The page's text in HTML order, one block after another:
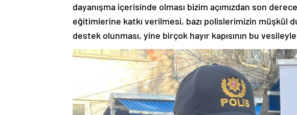
dayanışma içerisinde olması bizim açımızdan son
eğitimlerine katkı verilmesi, bazı polislerimizin müşkül
destek olunması, yine birçok hayır kapısının bu